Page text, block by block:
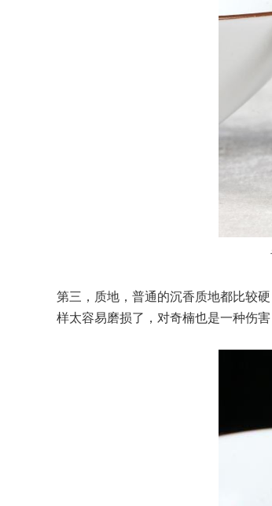
第三，质地，普通的沉香质地都比较
样太容易磨损了，对奇楠也是一种伤